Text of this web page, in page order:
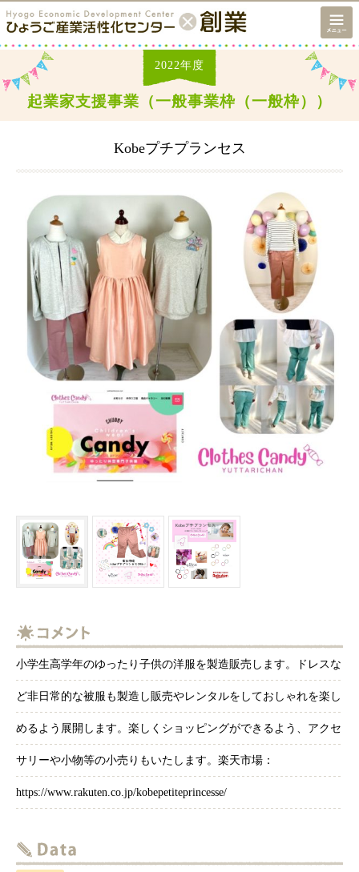
2022年度
起業家支援事業（一般事業枠（一般枠））
Kobeプチプランセス
小学生高学年のゆったり子供の洋服を製造販売します。ドレスな
ど非日常的な被服も製造し販売やレンタルをしておしゃれを楽し
めるよう展開します。楽しくショッピングができるよう、アクセ
サリーや小物等の小売りもいたします。楽天市場：
https://www.rakuten.co.jp/kobepetiteprincesse/